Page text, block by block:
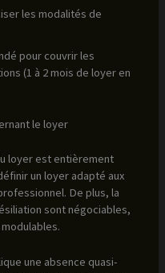
les modalités de
pour couvrir les
(1 à 2 mois de loyer en
le loyer
loyer est entièrement
un loyer adapté aux
De plus, la
sont négociables,
une absence quasi-